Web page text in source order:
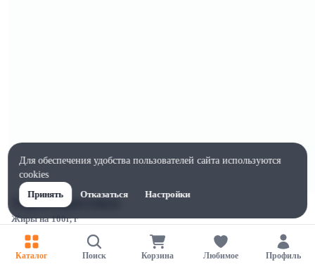
Характеристики
Жиры на 100г, г
Ширина, мм
Каталог Поиск Корзина Любимое Профиль
Для обеспечения удобства пользователей сайта используются
cookies
Принять
Отказаться Настройки